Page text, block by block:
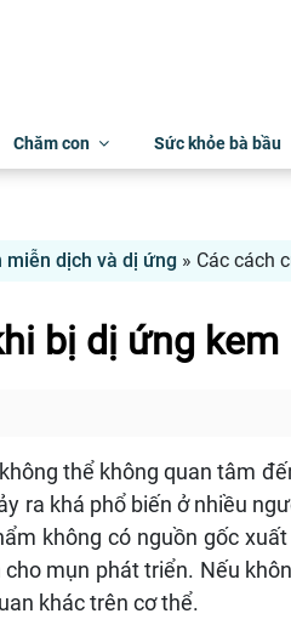
Chăm con Sức khỏe bà bầu
miễn dịch và dị ứng » Các cách
bị dị ứng kem
thể không quan tâm
ra khá phổ biến ở nhiều
không có nguồn gốc
mụn phát triển. Nếu
khác trên cơ thể.